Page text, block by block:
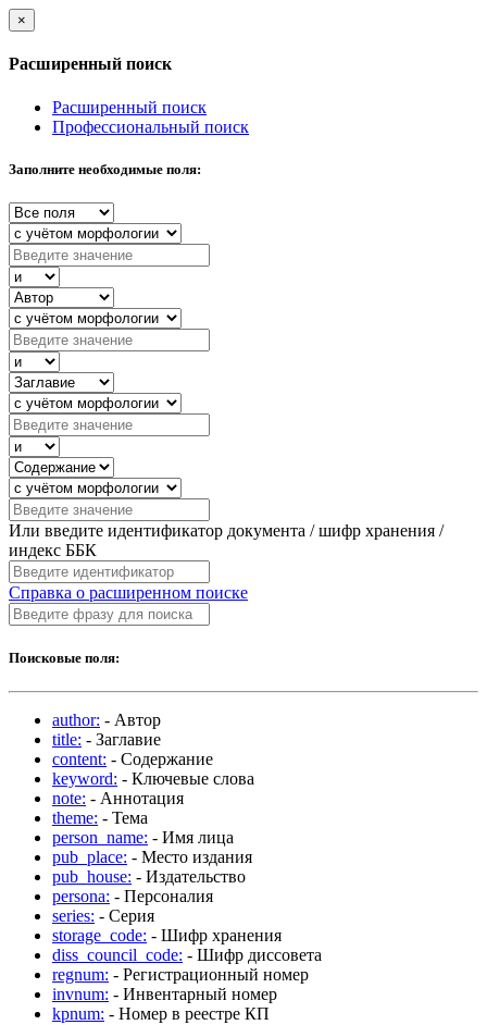
×
Расширенный поиск
Расширенный поиск
Профессиональный поиск
Заполните необходимые поля:
Или введите идентификатор документа / шифр хранения /
индекс ББК
Справка о расширенном поиске
Поисковые поля:
author: - Автор
title: - Заглавие
content: - Содержание
keyword: - Ключевые слова
note: - Аннотация
theme: - Тема
person_name: - Имя лица
pub_place: - Место издания
pub_house: - Издательство
persona: - Персоналия
series: - Серия
storage_code: - Шифр хранения
diss_council_code: - Шифр диссовета
regnum: - Регистрационный номер
invnum: - Инвентарный номер
kpnum: - Номер в реестре КП